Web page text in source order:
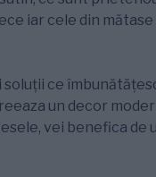
iar cele din
soluţii ce
un decor
vei benefica de